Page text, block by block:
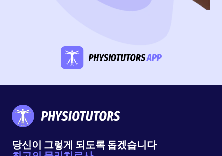
당신이 그렇게 되도록 돕겠습니다